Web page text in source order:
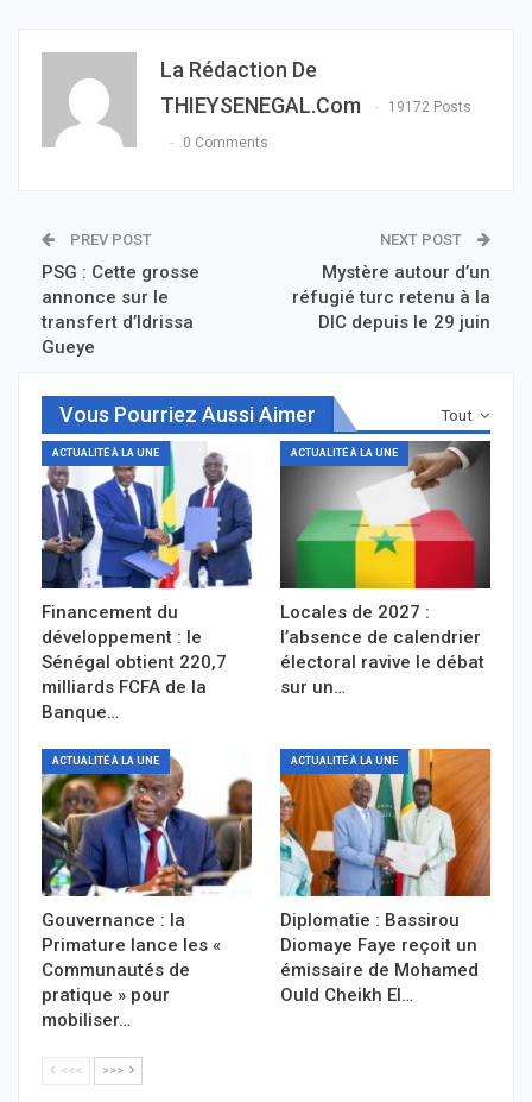
La Rédaction De
THIEYSENEGAL.com
19172 Posts
0 Comments
PREV POST
PSG : Cette grosse
annonce sur le
transfert d’Idrissa
Gueye
NEXT POST
Mystère autour d’un
réfugié turc retenu à la
DIC depuis le 29 juin
Tout
Vous Pourriez Aussi Aimer
ACTUALITÉ À LA UNE
Financement du
développement : le
Sénégal obtient 220,7
milliards FCFA de la
Banque…
ACTUALITÉ À LA UNE
Locales de 2027 :
l’absence de calendrier
électoral ravive le débat
sur un…
ACTUALITÉ À LA UNE
Gouvernance : la
Primature lance les «
Communautés de
pratique » pour
mobiliser…
ACTUALITÉ À LA UNE
Diplomatie : Bassirou
Diomaye Faye reçoit un
émissaire de Mohamed
Ould Cheikh El…
<<< >>>